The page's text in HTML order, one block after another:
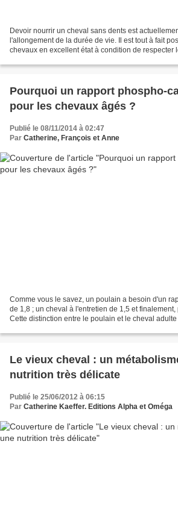
Devoir nourrir un cheval sans dents est
l'allongement de la durée de vie. Il est tout à fait
chevaux en excellent état à condition de respecter
Pourquoi un rapport phospho-
pour les chevaux âgés ?
Publié le 08/11/2014 à 02:47
Par Catherine, François et Anne
Comme vous le savez, un poulain a besoin d'un
de 1,8 ; un cheval à l'entretien de 1,5 et finalement,
Cette distinction entre le poulain et le cheval
Le vieux cheval : un
nutrition très délicate
Publié le 25/06/2012 à 06:15
Par Catherine Kaeffer. Editions Alpha et Oméga